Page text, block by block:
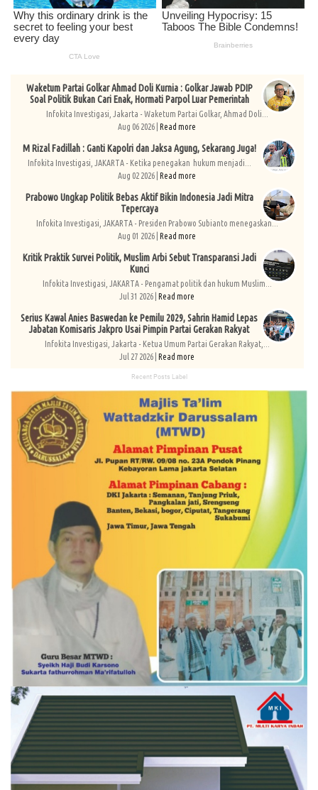
Waketum Partai Golkar Ahmad Doli Kurnia : Golkar Jawab PDIP
Soal Politik Bukan Cari Enak, Hormati Parpol Luar Pemerintah
Infokita Investigasi, Jakarta - Waketum Partai Golkar, Ahmad Doli...
Aug 06 2026 |Read more
M Rizal Fadillah : Ganti Kapolri dan Jaksa Agung, Sekarang Juga!
Infokita Investigasi, JAKARTA - Ketika penegakan hukum menjadi...
Aug 02 2026 |Read more
Prabowo Ungkap Politik Bebas Aktif Bikin Indonesia Jadi Mitra
Tepercaya
Infokita Investigasi, JAKARTA - Presiden Prabowo Subianto menegaskan...
Aug 01 2026 |Read more
Kritik Praktik Survei Politik, Muslim Arbi Sebut Transparansi Jadi
Kunci
Infokita Investigasi, JAKARTA - Pengamat politik dan hukum Muslim...
Jul 31 2026 |Read more
Serius Kawal Anies Baswedan ke Pemilu 2029, Sahrin Hamid Lepas
Jabatan Komisaris Jakpro Usai Pimpin Partai Gerakan Rakyat
Infokita Investigasi, Jakarta - Ketua Umum Partai Gerakan Rakyat,...
Jul 27 2026 |Read more
Recent Posts Label